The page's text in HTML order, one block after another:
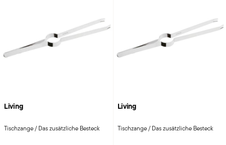
Living
Tischzange / Das zusätzliche Besteck
Living
Tischzange / Das zusätzliche Besteck